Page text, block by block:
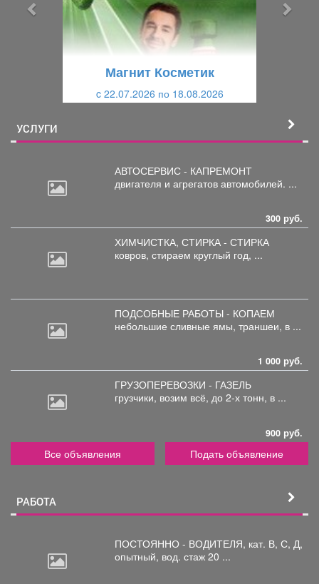
Магнит Косметик
c 22.07.2026 по 18.08.2026
УСЛУГИ
АВТОСЕРВИС - КАПРЕМОНТ
двигателя и агрегатов автомобилей. ...
300 руб.
ХИМЧИСТКА, СТИРКА - СТИРКА
ковров, стираем круглый год, ...
ПОДСОБНЫЕ РАБОТЫ - КОПАЕМ
небольшие сливные ямы, траншеи, в ...
1 000 руб.
ГРУЗОПЕРЕВОЗКИ - ГАЗЕЛЬ
грузчики, возим всё, до 2-х тонн, в ...
900 руб.
Все объявления Подать объявление
РАБОТА
ПОСТОЯННО - ВОДИТЕЛЯ, кат. В, С, Д,
опытный, вод. стаж 20 ...